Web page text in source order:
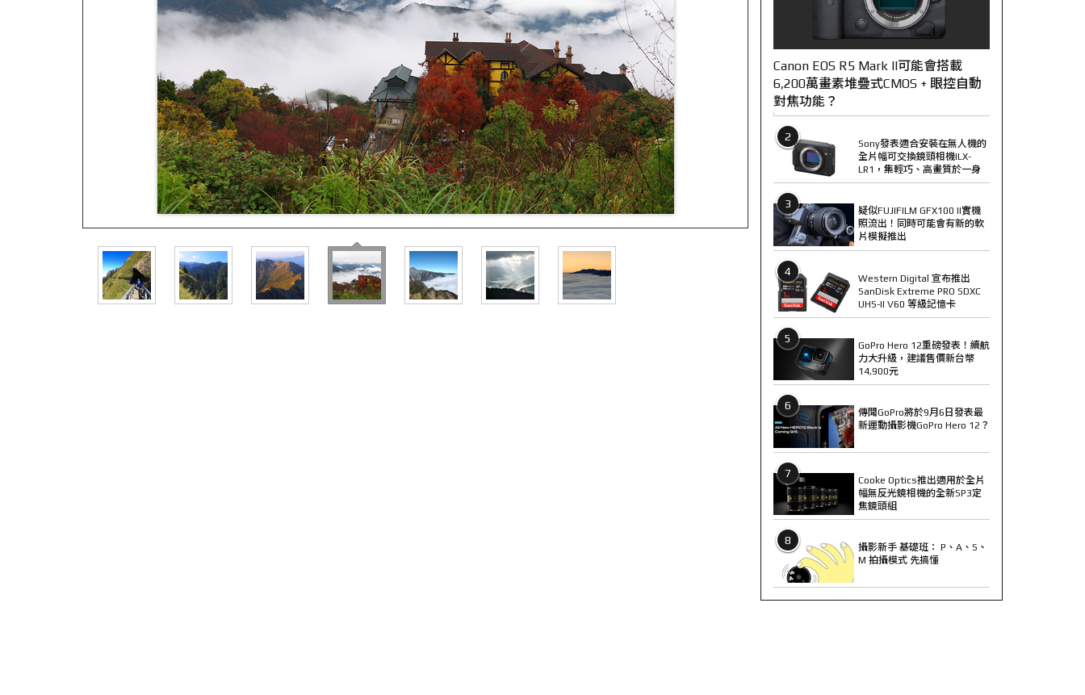
Canon EOS R5 Mark II可能會搭載
6,200萬畫素堆疊式CMOS + 眼控自動
對焦功能？
2
Sony發表適合安裝在無人機的
全片幅可交換鏡頭相機ILX-
LR1，集輕巧、高畫質於一身
3
疑似FUJIFILM GFX100 II實機
照流出！同時可能會有新的軟
片模擬推出
4
Western Digital 宣布推出
SanDisk Extreme PRO SDXC
UHS-II V60 等級記憶卡
5
GoPro Hero 12重磅發表！續航
力大升級，建議售價新台幣
14,900元
6
傳聞GoPro將於9月6日發表最
新運動攝影機GoPro Hero 12？
7
Cooke Optics推出適用於全片
幅無反光鏡相機的全新SP3定
焦鏡頭組
8
攝影新手 基礎班： P、A、S、
M 拍攝模式 先搞懂